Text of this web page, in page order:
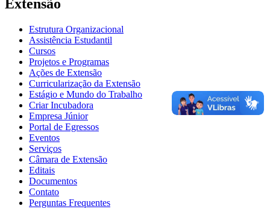
Extensão
Estrutura Organizacional
Assistência Estudantil
Cursos
Projetos e Programas
Ações de Extensão
Curricularização da Extensão
Estágio e Mundo do Trabalho
Criar Incubadora
Empresa Júnior
Portal de Egressos
Eventos
Serviços
Câmara de Extensão
Editais
Documentos
Contato
Perguntas Frequentes